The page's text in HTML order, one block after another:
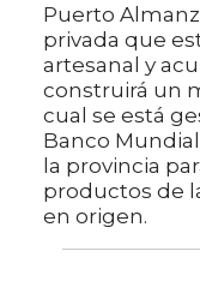
Puerto
privada que
artesanal y
construirá un
cual se está
Banco
la provincia
productos de
en origen.